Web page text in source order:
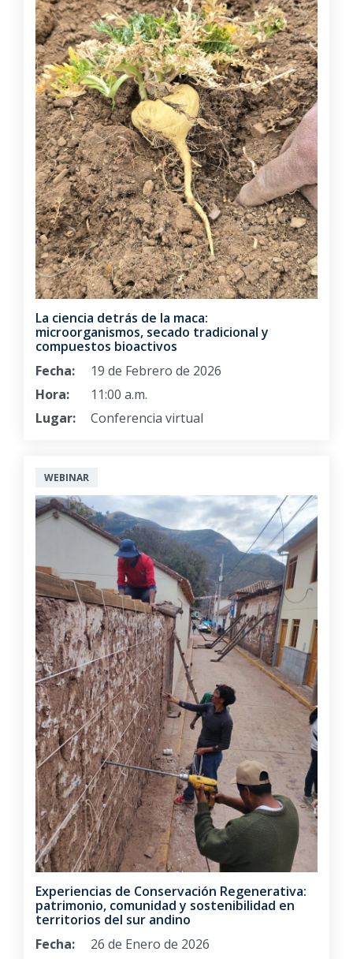
La ciencia detrás de la maca:
microorganismos, secado tradicional y
compuestos bioactivos
Fecha:
19 de Febrero de 2026
Hora:
11:00 a.m.
Lugar:
Conferencia virtual
WEBINAR
Experiencias de Conservación Regenerativa:
patrimonio, comunidad y sostenibilidad en
territorios del sur andino
Fecha:
26 de Enero de 2026